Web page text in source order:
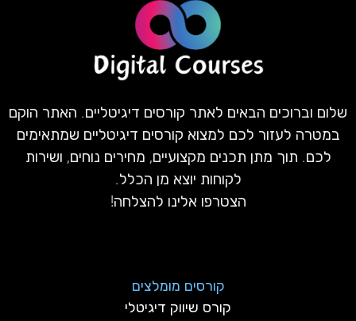
שלום וברוכים הבאים לאתר קורסים דיגיטליים. האתר הוקם
במטרה לעזור לכם למצוא קורסים דיגיטליים שמתאימים
לכם. תוך מתן תכנים מקצועיים, מחירים נוחים, ושירות
לקוחות יוצא מן הכלל.
הצטרפו אלינו להצלחה!
קורסים מומלצים
קורס שיווק דיגיטלי